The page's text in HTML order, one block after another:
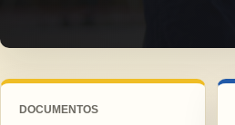
DOCUMENTOS